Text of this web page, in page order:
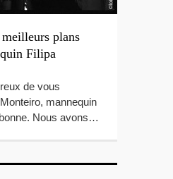
plans
Filipa
de vous
mannequin
Nous avons…